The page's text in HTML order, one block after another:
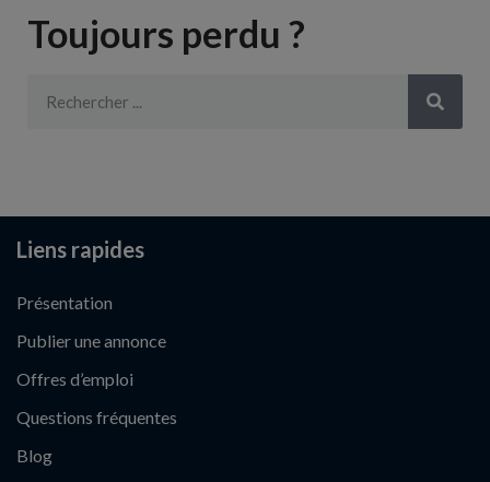
Toujours perdu ?
Liens rapides
Présentation
Publier une annonce
Offres d’emploi
Questions fréquentes
Blog